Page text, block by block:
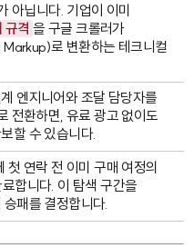
아닙니다. 기업이 이미
규격 을 구글 크롤러가
로 변환하는 테크니컬
엔지니어와 조달 담당자를
전환하면, 유료 광고 없이도
할 수 있습니다.
연락 전 이미 구매 여정의
합니다. 이 탐색 구간을
패를 결정합니다.